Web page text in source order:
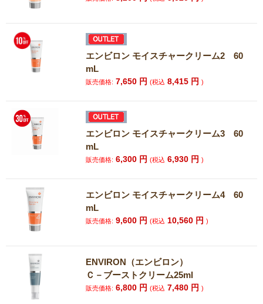
エンビロン モイスチャークリーム2 60
mL
販売価格: 7,650 円(税込 8,415 円)
エンビロン モイスチャークリーム3 60
mL
販売価格: 6,300 円(税込 6,930 円)
エンビロン モイスチャークリーム4 60
mL
販売価格: 9,600 円(税込 10,560 円)
ENVIRON（エンビロン）
Ｃ－ブーストクリーム25ml
販売価格: 6,800 円(税込 7,480 円)